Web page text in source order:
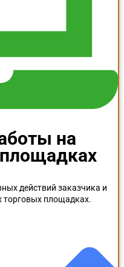
на
действий заказчика и
торговых площадках.